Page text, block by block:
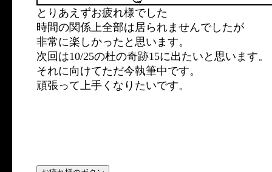
とりあえずお疲れ様でした
時間の関係上全部は居られませんでしたが
非常に楽しかったと思います。
次回は10/25の杜の奇跡15に出たいと思います。
それに向けてただ今執筆中です。
頑張って上手くなりたいです。